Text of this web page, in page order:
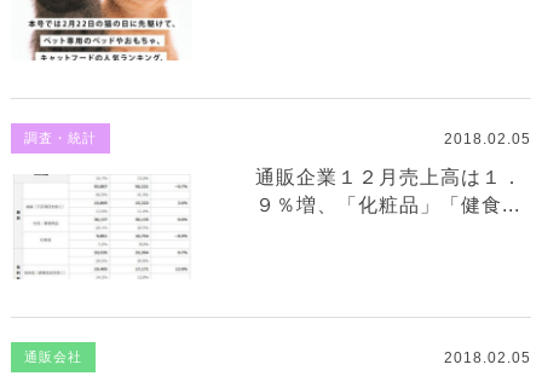
調査・統計 2018.02.05
通販企業１２月売上高は１．
９％増、「化粧品」「健食...
通販会社 2018.02.05